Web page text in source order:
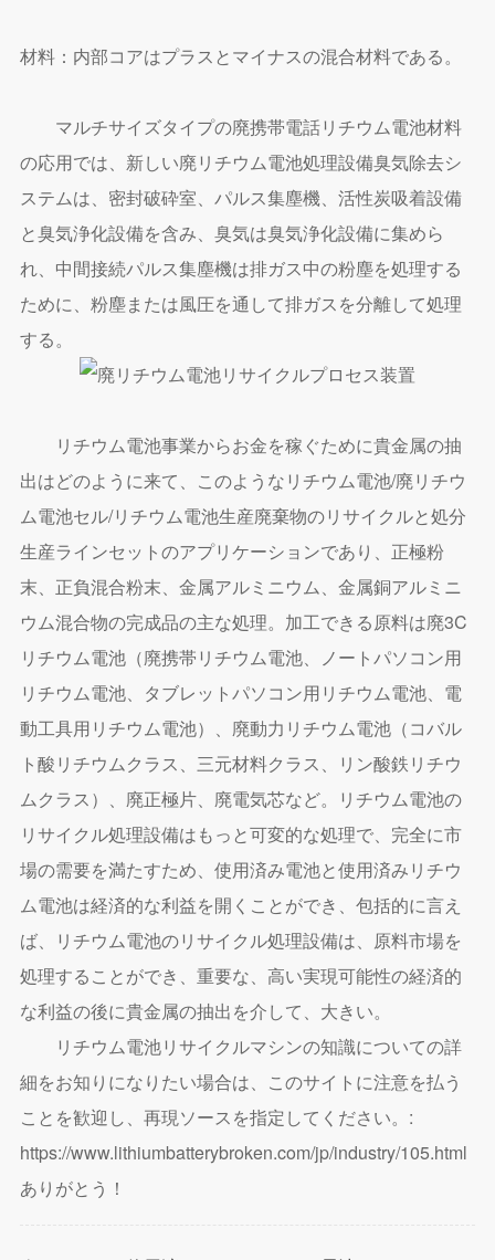
材料：内部コアはプラスとマイナスの混合材料である。
マルチサイズタイプの廃携帯電話リチウム電池材料
の応用では、新しい廃リチウム電池処理設備臭気除去シ
ステムは、密封破砕室、パルス集塵機、活性炭吸着設備
と臭気浄化設備を含み、臭気は臭気浄化設備に集めら
れ、中間接続パルス集塵機は排ガス中の粉塵を処理する
ために、粉塵または風圧を通して排ガスを分離して処理
する。
リチウム電池事業からお金を稼ぐために貴金属の抽
出はどのように来て、このようなリチウム電池/廃リチウ
ム電池セル/リチウム電池生産廃棄物のリサイクルと処分
生産ラインセットのアプリケーションであり、正極粉
末、正負混合粉末、金属アルミニウム、金属銅アルミニ
ウム混合物の完成品の主な処理。加工できる原料は廃3C
リチウム電池（廃携帯リチウム電池、ノートパソコン用
リチウム電池、タブレットパソコン用リチウム電池、電
動工具用リチウム電池）、廃動力リチウム電池（コバル
ト酸リチウムクラス、三元材料クラス、リン酸鉄リチウ
ムクラス）、廃正極片、廃電気芯など。リチウム電池の
リサイクル処理設備はもっと可変的な処理で、完全に市
場の需要を満たすため、使用済み電池と使用済みリチウ
ム電池は経済的な利益を開くことができ、包括的に言え
ば、リチウム電池のリサイクル処理設備は、原料市場を
処理することができ、重要な、高い実現可能性の経済的
な利益の後に貴金属の抽出を介して、大きい。
リチウム電池リサイクルマシンの知識についての詳
細をお知りになりたい場合は、このサイトに注意を払う
ことを歓迎し、再現ソースを指定してください。:
https://www.lithiumbatterybroken.com/jp/industry/105.html
ありがとう！